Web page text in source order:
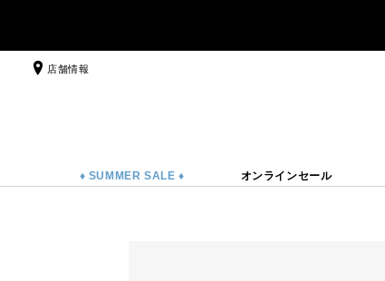
店舗情報
♦ SUMMER SALE ♦ オンラインセール